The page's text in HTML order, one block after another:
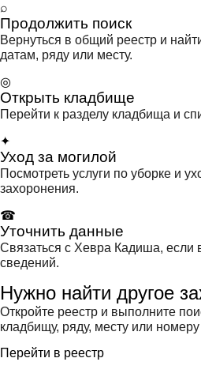
⌕
Продолжить поиск
Вернуться в общий реестр и
датам, ряду или месту.
◎
Открыть кладбище
Перейти к разделу кладбища и
✦
Уход за могилой
Посмотреть услуги по уборке и
захоронения.
☎
Уточнить данные
Связаться с Хевра Кадиша, если
сведений.
Нужно найти другое
Откройте реестр и выполните
кладбищу, ряду, месту или номеру
Перейти в реестр